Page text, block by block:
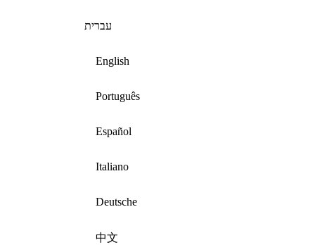
עברית
English
Português
Español
Italiano
Deutsche
中文